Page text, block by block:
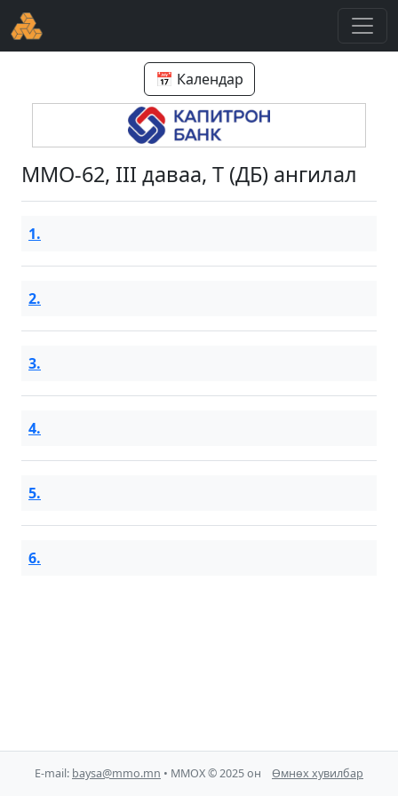
📅 Календар
ММО-62, III даваа, T (ДБ) ангилал
1.
2.
3.
4.
5.
6.
E-mail: baysa@mmo.mn • ММОХ © 2025 он Өмнөх хувилбар